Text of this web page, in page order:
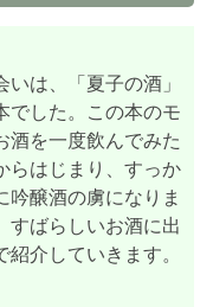
いは、「夏子の酒」
でした。この本のモ
酒を一度飲んでみた
らはじまり、すっか
吟醸酒の虜になりま
すばらしいお酒に出
介していきます。